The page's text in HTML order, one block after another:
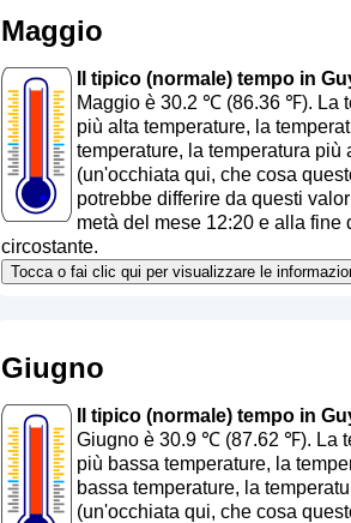
Maggio
Il tipico (normale) tempo in
Maggio è 30.2 ℃ (86.36 ℉). La
più alta temperature, la
temperature, la temperatura
(un'occhiata qui, che cosa
potrebbe differire da questi
metà del mese 12:20 e alla
circostante.
Tocca o fai clic qui per visualizzare le
Giugno
Il tipico (normale) tempo in
Giugno è 30.9 ℃ (87.62 ℉). La
più bassa temperature, la
bassa temperature, la
(un'occhiata qui, che cosa